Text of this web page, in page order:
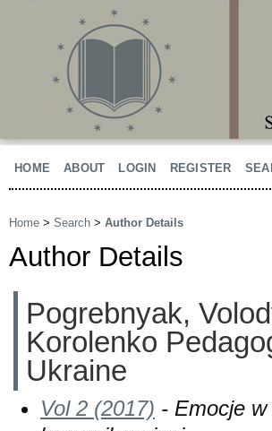
HOME ABOUT LOGIN REGISTER
Home > Search > Author Details
Author Details
Pogrebnyak,
Korolenko
Ukraine
Vol 2 (2017) - Emocje